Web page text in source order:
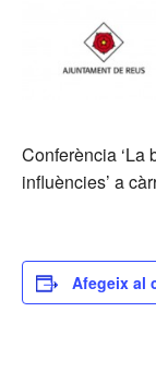
Conferència ‘La
influències’ a
Afegeix al